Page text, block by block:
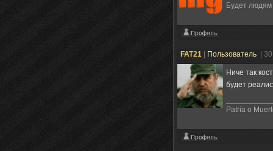
Будет людям
FAT21 Пользователь |
Ниче так
будет
Patria o